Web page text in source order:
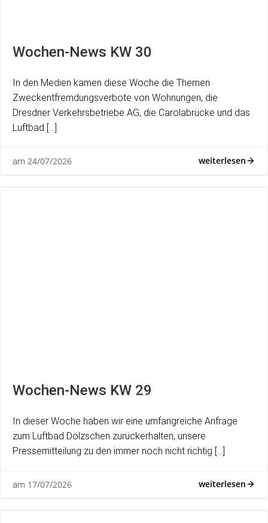
Wochen-News KW 30
In den Medien kamen diese Woche die Themen
Zweckentfremdungsverbote von Wohnungen, die
Dresdner Verkehrsbetriebe AG, die Carolabrücke und das
Luftbad […]
am 24/07/2026 weiterlesen
Wochen-News KW 29
In dieser Woche haben wir eine umfangreiche Anfrage
zum Luftbad Dölzschen zurückerhalten, unsere
Pressemitteilung zu den immer noch nicht richtig […]
am 17/07/2026 weiterlesen